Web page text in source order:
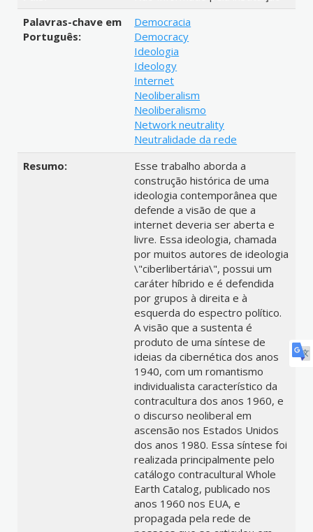
Palavras-chave em
Português:
Democracia
Democracy
Ideologia
Ideology
Internet
Neoliberalism
Neoliberalismo
Network neutrality
Neutralidade da rede
Resumo:
Esse trabalho aborda a
construção histórica de uma
ideologia contemporânea que
defende a visão de que a
internet deveria ser aberta e
livre. Essa ideologia, chamada
por muitos autores de ideologia
\"ciberlibertária\", possui um
caráter híbrido e é defendida
por grupos à direita e à
esquerda do espectro político.
A visão que a sustenta é
produto de uma síntese de
ideias da cibernética dos anos
1940, com um romantismo
individualista característico da
contracultura dos anos 1960, e
o discurso neoliberal em
ascensão nos Estados Unidos
dos anos 1980. Essa síntese foi
realizada principalmente pelo
catálogo contracultural Whole
Earth Catalog, publicado nos
anos 1960 nos EUA, e
propagada pela rede de